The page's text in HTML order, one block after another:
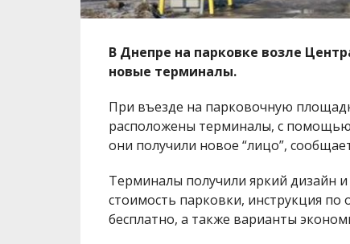
В Днепре на парковке возле
новые терминалы.
При въезде на парковочную
расположены терминалы, с помощью
они получили новое “лицо”,
Терминалы получили яркий дизайн
стоимость парковки, инструкция
бесплатно, а также варианты